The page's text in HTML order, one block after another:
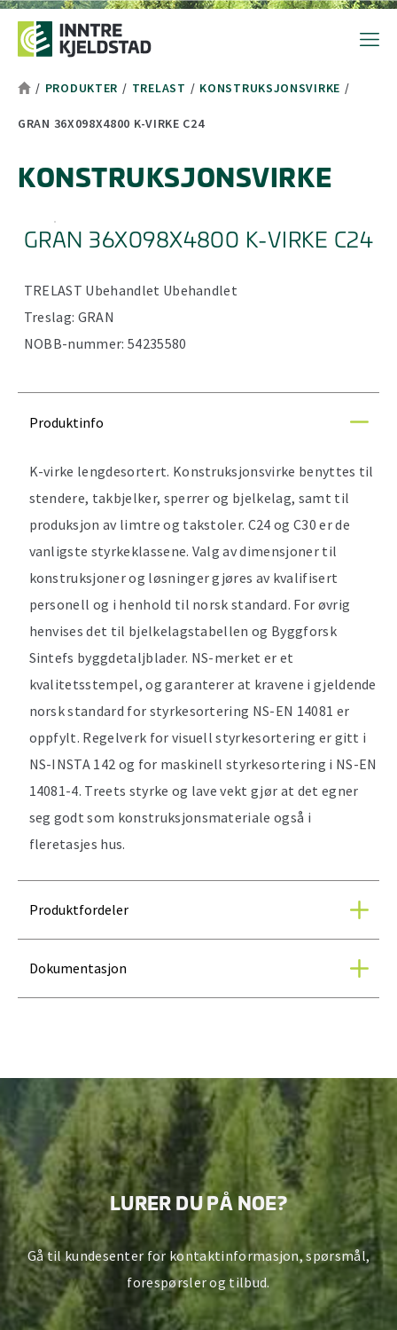
Hopp til toppområde
Hopp til hovedinnhold
Hopp til bunnområde
Tekststørrelsetips
PC: Press ned CTRL og klikk på + (pluss) for å forstørre eller
MAC: Press ned CMD og klikk på + (pluss) for å forstørre eller
/ PRODUKTER / TRELAST / KONSTRUKSJONSVIRKE /
GRAN 36X098X4800 K-VIRKE C24
KONSTRUKSJONSVIRKE
GRAN 36X098X4800 K-VIRKE C24
TRELAST Ubehandlet Ubehandlet
Treslag: GRAN
NOBB-nummer: 54235580
Produktinfo
K-virke lengdesortert. Konstruksjonsvirke benyttes til
stendere, takbjelker, sperrer og bjelkelag, samt til
produksjon av limtre og takstoler. C24 og C30 er de
vanligste styrkeklassene. Valg av dimensjoner til
konstruksjoner og løsninger gjøres av kvalifisert
personell og i henhold til norsk standard. For øvrig
henvises det til bjelkelagstabellen og Byggforsk
Sintefs byggdetaljblader. NS-merket er et
kvalitetsstempel, og garanterer at kravene i gjeldende
norsk standard for styrkesortering NS-EN 14081 er
oppfylt. Regelverk for visuell styrkesortering er gitt i
NS-INSTA 142 og for maskinell styrkesortering i NS-EN
14081-4. Treets styrke og lave vekt gjør at det egner
seg godt som konstruksjonsmateriale også i
fleretasjes hus.
Produktfordeler
Dokumentasjon
LURER DU PÅ NOE?
Gå til kundesenter for kontaktinformasjon, spørsmål,
forespørsler og tilbud.